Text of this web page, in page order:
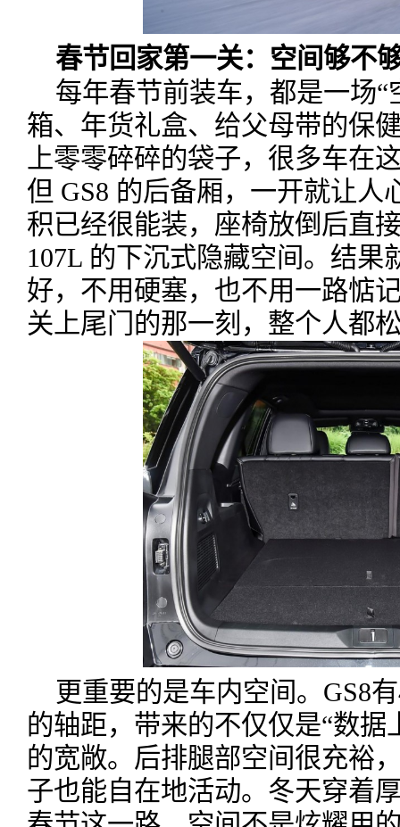
春节回家第一关：空间够不
每年春节前装车，都是一场
箱、年货礼盒、给父母带的保
上零零碎碎的袋子，很多车在
但 GS8 的后备厢，一开就让人
积已经很能装，座椅放倒后直
107L 的下沉式隐藏空间。结
好，不用硬塞，也不用一路惦
关上尾门的那一刻，整个人都
更重要的是车内空间。GS8
的轴距，带来的不仅仅是“数据
的宽敞。后排腿部空间很充裕
子也能自在地活动。冬天穿着